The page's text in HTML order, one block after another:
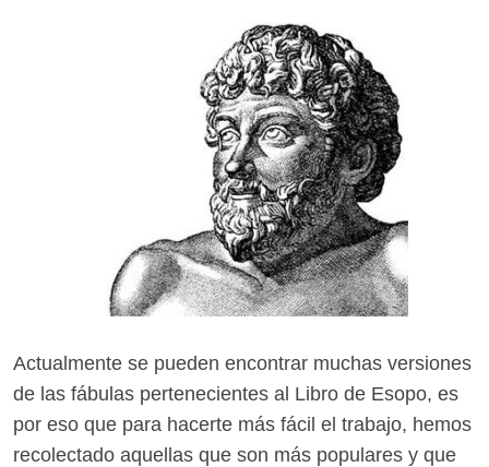
Actualmente se pueden encontrar muchas versiones
de las fábulas pertenecientes al Libro de Esopo, es
por eso que para hacerte más fácil el trabajo, hemos
recolectado aquellas que son más populares y que